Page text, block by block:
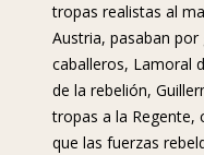
tropas realistas al
Austria, pasaban
caballeros, Lamoral
de la rebelión,
tropas a la Regente,
que las fuerzas